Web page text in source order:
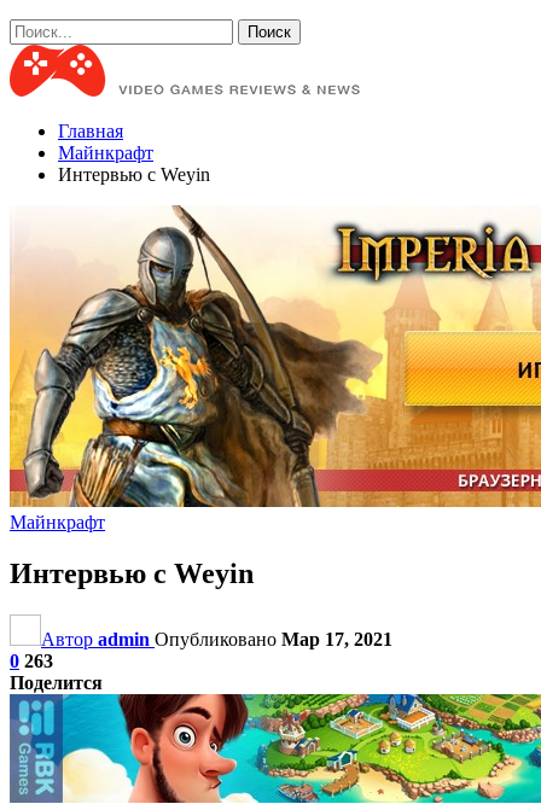
Главная
Майнкрафт
Интервью с Weyin
Майнкрафт
Интервью с Weyin
Автор admin Опубликовано Мар 17, 2021
0 263
Поделится